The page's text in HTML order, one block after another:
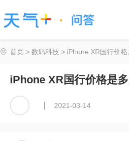
首页 > 数码科技 > iPhone XR国行价
iPhone XR国行价格是
2021-03-14